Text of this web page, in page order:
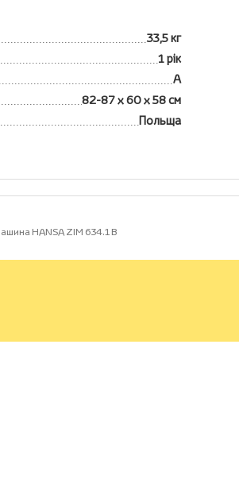
33,5 кг
1 рік
А
82-87 х 60 х 58 см
Польща
HANSA ZIM 634.1 B